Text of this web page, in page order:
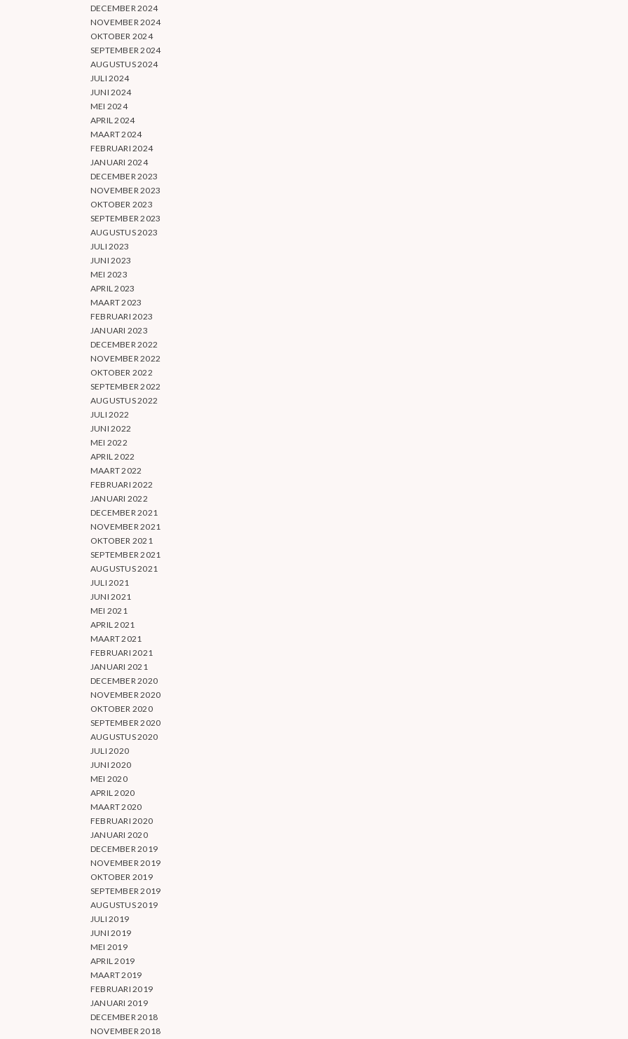
DECEMBER 2024
NOVEMBER 2024
OKTOBER 2024
SEPTEMBER 2024
AUGUSTUS 2024
JULI 2024
JUNI 2024
MEI 2024
APRIL 2024
MAART 2024
FEBRUARI 2024
JANUARI 2024
DECEMBER 2023
NOVEMBER 2023
OKTOBER 2023
SEPTEMBER 2023
AUGUSTUS 2023
JULI 2023
JUNI 2023
MEI 2023
APRIL 2023
MAART 2023
FEBRUARI 2023
JANUARI 2023
DECEMBER 2022
NOVEMBER 2022
OKTOBER 2022
SEPTEMBER 2022
AUGUSTUS 2022
JULI 2022
JUNI 2022
MEI 2022
APRIL 2022
MAART 2022
FEBRUARI 2022
JANUARI 2022
DECEMBER 2021
NOVEMBER 2021
OKTOBER 2021
SEPTEMBER 2021
AUGUSTUS 2021
JULI 2021
JUNI 2021
MEI 2021
APRIL 2021
MAART 2021
FEBRUARI 2021
JANUARI 2021
DECEMBER 2020
NOVEMBER 2020
OKTOBER 2020
SEPTEMBER 2020
AUGUSTUS 2020
JULI 2020
JUNI 2020
MEI 2020
APRIL 2020
MAART 2020
FEBRUARI 2020
JANUARI 2020
DECEMBER 2019
NOVEMBER 2019
OKTOBER 2019
SEPTEMBER 2019
AUGUSTUS 2019
JULI 2019
JUNI 2019
MEI 2019
APRIL 2019
MAART 2019
FEBRUARI 2019
JANUARI 2019
DECEMBER 2018
NOVEMBER 2018